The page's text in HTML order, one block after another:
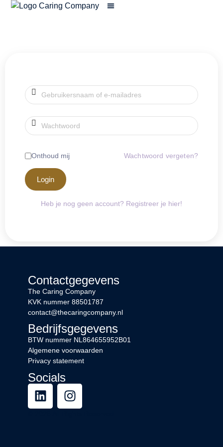
Onthoud mij Wachtwoord vergeten?
Login
Heb je nog geen account? Registreer je hier!
Contactgegevens
The Caring Company
KVK nummer 88501787
contact@thecaringcompany.nl
Bedrijfsgegevens
BTW nummer NL864655952B01
Algemene voorwaarden
Privacy statement
Socials